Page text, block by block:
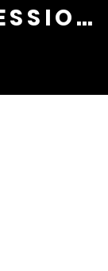
ESCABEAU PROFESSIONNELLES